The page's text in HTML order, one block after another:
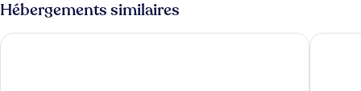
lit
1
de
Chambre
Hébergements similaires
ARCHE Dwór Uphagena Gdańsk The